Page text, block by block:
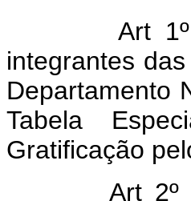
Art
integrantes
Departamento
Tabela
Gratificação
Art 2º